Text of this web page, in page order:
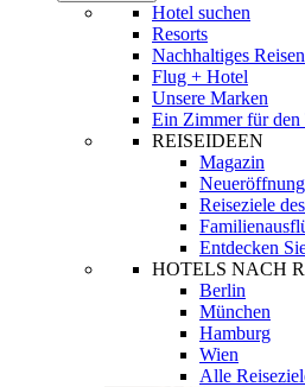
Hotel suchen
Resorts
Nachhaltiges Reisen
Flug + Hotel
Unsere Marken
Ein Zimmer für den
REISEIDEEN
Magazin
Reiseziele
Entdecken
HOTELS NACH
Berlin
München
Hamburg
Wien
Alle